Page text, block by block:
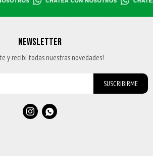
NEWSLETTER
y recibí todas nuestras novedades!
SUSCRIBIRME
 